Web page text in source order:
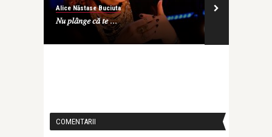
Alice Năstase Buciuta
𝑁𝑢 𝑝𝑙𝑎̂𝑛𝑔𝑒 𝑐𝑎̆ 𝑡𝑒 ...
COMENTARII